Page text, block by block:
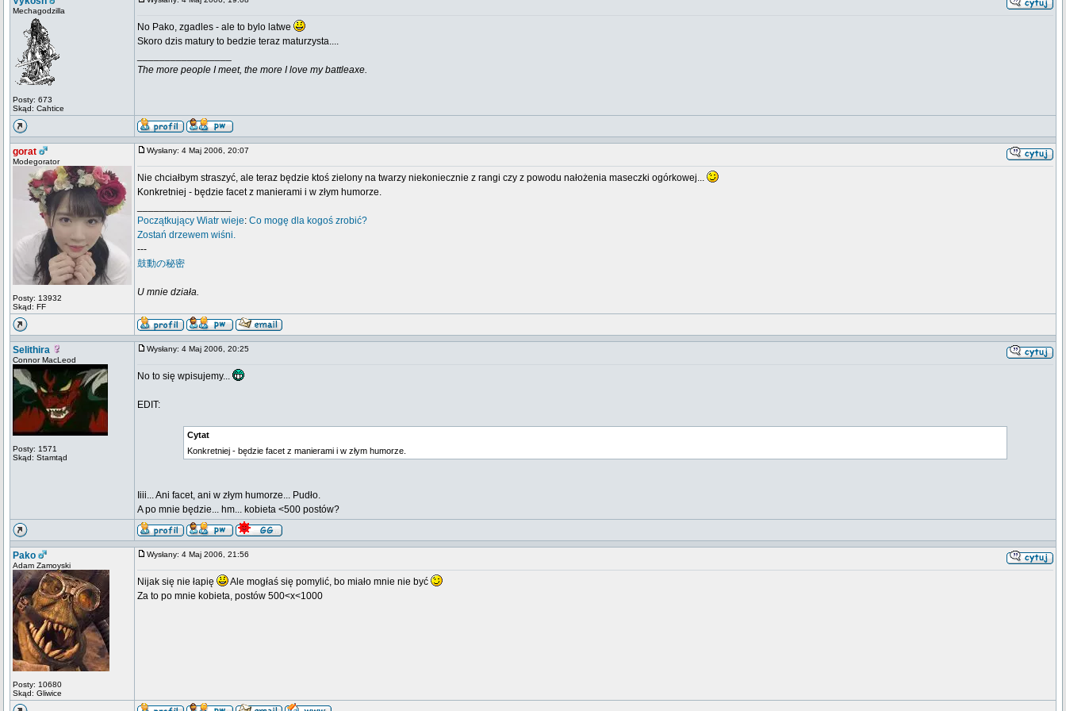
Mechagodzilla
Posty: 673
Skąd: Cahtice
No Pako, zgadles - ale to bylo latwe
Skoro dzis matury to bedzie teraz maturzysta....
The more people I meet, the more I love my battleaxe.
gorat
Modegorator
Posty: 13932
Skąd: FF
Wysłany: 4 Maj 2006, 20:07
Nie chciałbym straszyć, ale teraz będzie ktoś zielony na twarzy niekoniecznie z rangi czy z powodu nałożenia maseczki ogórkowej...
Konkretniej - będzie facet z manierami i w złym humorze.
Początkujący Wiatr wieje: Co mogę dla kogoś zrobić?
Zostań drzewem wiśni.
---
鼓動の秘密
U mnie działa.
Selithira
Connor MacLeod
Posty: 1571
Skąd: Stamtąd
Wysłany: 4 Maj 2006, 20:25
No to się wpisujemy...
EDIT:
Cytat
Konkretniej - będzie facet z manierami i w złym humorze.
Iiii... Ani facet, ani w złym humorze... Pudło.
A po mnie będzie... hm... kobieta <500 postów?
Pako
Adam Zamoyski
Posty: 10680
Skąd: Gliwice
Wysłany: 4 Maj 2006, 21:56
Nijak się nie łapię
Ale mogłaś się pomylić, bo miało mnie nie być
Za to po mnie kobieta, postów 500<x<1000